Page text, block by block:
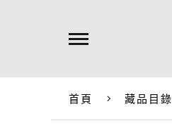
首頁 藏品目錄